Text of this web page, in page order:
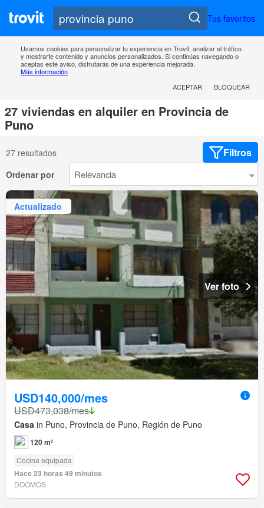
Tus favoritos
Usamos cookies para personalizar tu experiencia en Trovit, analizar el tráfico
y mostrarte contenido y anuncios personalizados. Si continúas navegando o
aceptas este aviso, disfrutarás de una experiencia mejorada.
Más información
ACEPTAR
BLOQUEAR
27 viviendas en alquiler en Provincia de
Puno
27 resultados Filtros
Ordenar por
Actualizado
Ver foto
USD140,000/mes
USD473,038/mes
Casa in Puno, Provincia de Puno, Región de Puno
120 m²
Cocina equipada
Hace 23 horas 49 minutos
DOOMOS